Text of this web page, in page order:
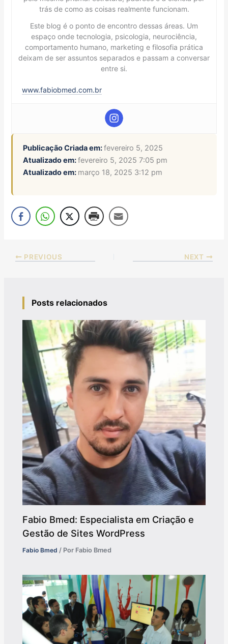
trás de como as coisas realmente funcionam.
Este blog é o ponto de encontro dessas áreas. Um
espaço onde tecnologia, psicologia, neurociência,
comportamento humano, marketing e filosofia prática
deixam de ser assuntos separados e passam a conversar
entre si.
www.fabiobmed.com.br
Publicação Criada em:fevereiro 5, 2025
Atualizado em:fevereiro 5, 2025 7:05 pm
Atualizado em: março 18, 2025 3:12 pm
PREVIOUS NEXT
Posts relacionados
Fabio Bmed: Especialista em Criação e
Gestão de Sites WordPress
Fabio Bmed / Por Fabio Bmed